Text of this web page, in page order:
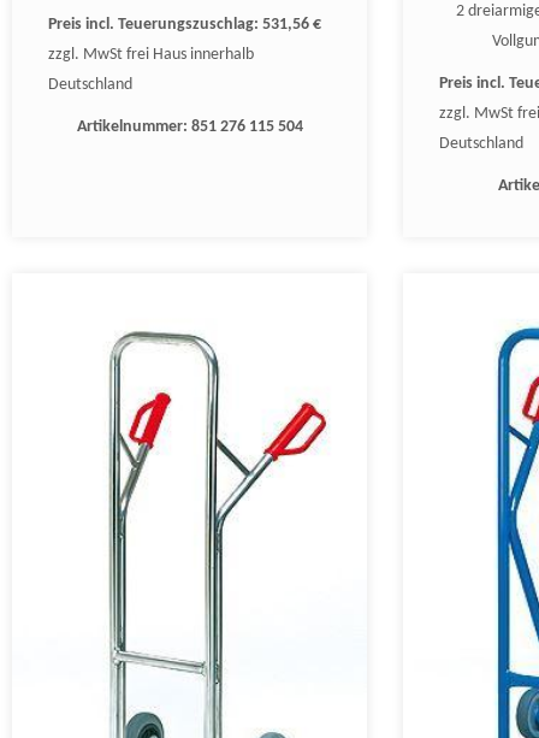
Preis incl. Teuerungszuschlag: 531,56 €
zzgl. MwSt frei Haus innerhalb
Deutschland
Artikelnummer: 851 276 115 504
2
Preis incl.
zzgl. MwSt
Deutschland